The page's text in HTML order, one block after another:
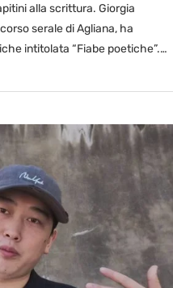
alla scrittura. Giorgia
serale di Agliana, ha
intitolata “Fiabe poetiche”.